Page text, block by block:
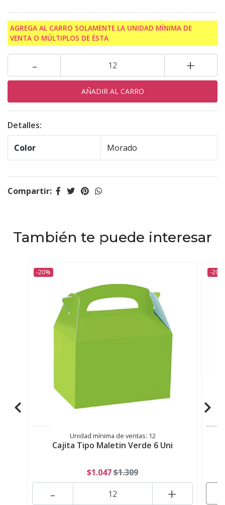
AGREGA AL CARRO SOLAMENTE LA UNIDAD MÍNIMA DE
VENTA O MÚLTIPLOS DE ÉSTA
+
-
Detalles:
Color Morado
Compartir:
También te puede interesar
-20%
Unidad mínima de ventas: 12
Cajita Tipo Maletin Verde 6 Uni
$1.047$1.309
+
-
-20%